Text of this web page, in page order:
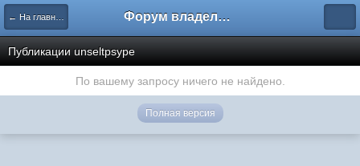
← На главную Форум владельцев интернет-магазинов
Публикации unseltpsype
По вашему запросу ничего не найдено.
Полная версия